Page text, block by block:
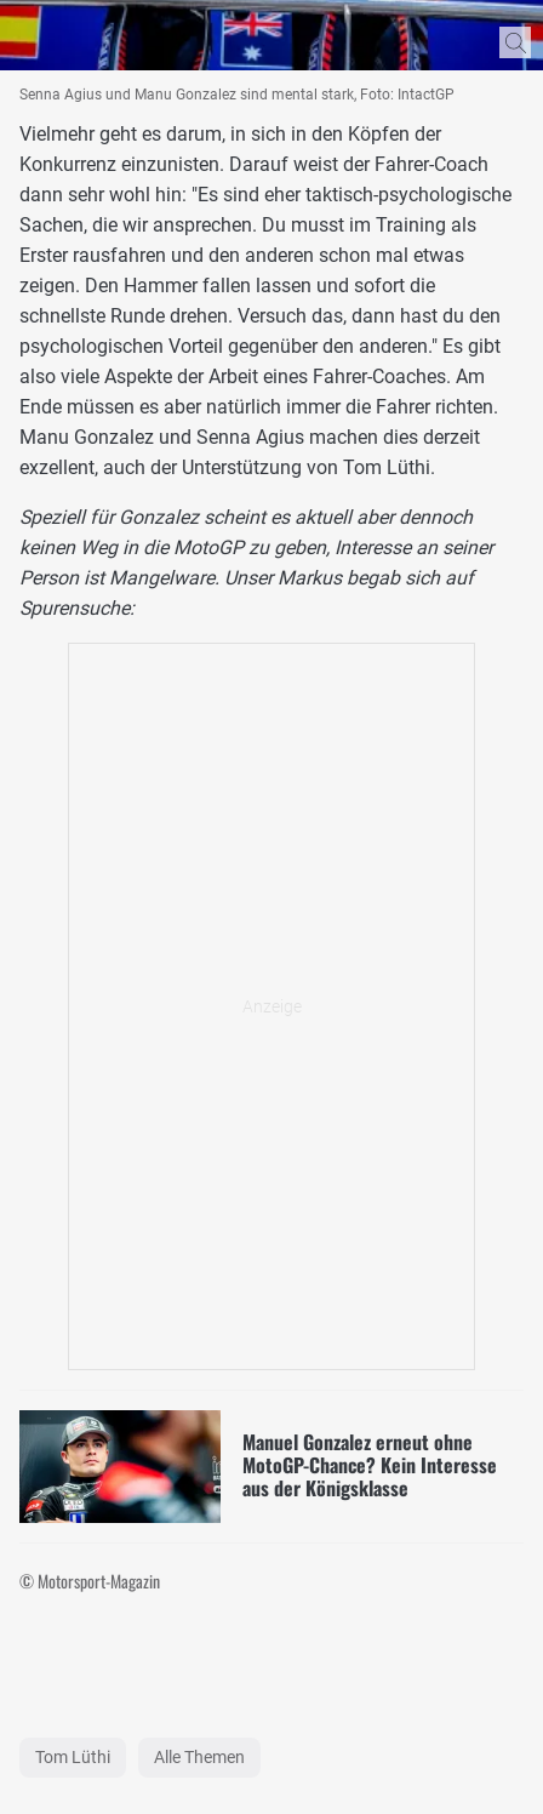
Senna Agius und Manu Gonzalez sind mental stark, Foto: IntactGP
Vielmehr geht es darum, in sich in den Köpfen der
Konkurrenz einzunisten. Darauf weist der Fahrer-Coach
dann sehr wohl hin: "Es sind eher taktisch-psychologische
Sachen, die wir ansprechen. Du musst im Training als
Erster rausfahren und den anderen schon mal etwas
zeigen. Den Hammer fallen lassen und sofort die
schnellste Runde drehen. Versuch das, dann hast du den
psychologischen Vorteil gegenüber den anderen." Es gibt
also viele Aspekte der Arbeit eines Fahrer-Coaches. Am
Ende müssen es aber natürlich immer die Fahrer richten.
Manu Gonzalez und Senna Agius machen dies derzeit
exzellent, auch der Unterstützung von Tom Lüthi.
Speziell für Gonzalez scheint es aktuell aber dennoch
keinen Weg in die MotoGP zu geben, Interesse an seiner
Person ist Mangelware. Unser Markus begab sich auf
Spurensuche:
Manuel Gonzalez erneut ohne
MotoGP-Chance? Kein Interesse
aus der Königsklasse
© Motorsport-Magazin
Tom Lüthi Alle Themen